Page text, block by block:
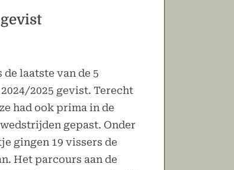
de laatste van de 5
2025 gevist. Terecht
had ook prima in de
gepast. Onder
gingen 19 vissers de
Het parcours aan de